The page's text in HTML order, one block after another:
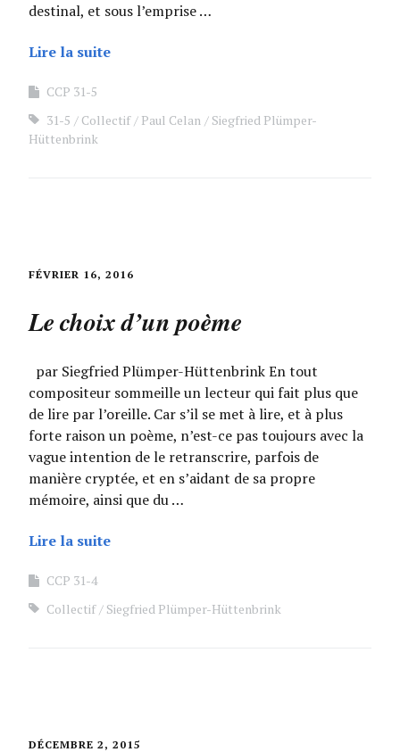
destinal, et sous l’emprise …
Lire la suite
CCP 31-5
31-5
Collectif Paul Celan
Siegfried Plümper-
Hüttenbrink
FÉVRIER 16, 2016
Le choix d’un poème
par Siegfried Plümper-Hüttenbrink En tout
compositeur sommeille un lecteur qui fait plus que
de lire par l’oreille. Car s’il se met à lire, et à plus
forte raison un poème, n’est-ce pas toujours avec la
vague intention de le retranscrire, parfois de
manière cryptée, et en s’aidant de sa propre
mémoire, ainsi que du …
Lire la suite
CCP 31-4
Collectif
Siegfried Plümper-Hüttenbrink
DÉCEMBRE 2, 2015